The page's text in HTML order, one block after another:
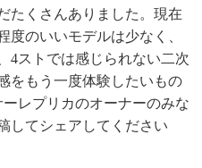
たくさんありました。現在
度のいいモデルは少なく、
4ストでは感じられない二次
をもう一度体験したいもの
レプリカのオーナーのみな
してシェアしてください